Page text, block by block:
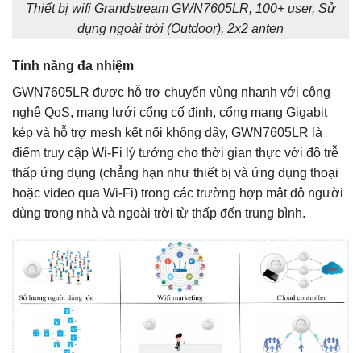
Thiết bị wifi Grandstream GWN7605LR, 100+ user, Sử
dụng ngoài trời (Outdoor), 2x2 anten
Tính năng đa nhiệm
GWN7605LR được hỗ trợ chuyển vùng nhanh với công
nghệ QoS, mạng lưới cổng cố định, cổng mạng Gigabit
kép và hỗ trợ mesh kết nối không dây, GWN7605LR là
điểm truy cập Wi-Fi lý tưởng cho thời gian thực với độ trễ
thấp ứng dụng (chẳng hạn như thiết bị và ứng dụng thoại
hoặc video qua Wi-Fi) trong các trường hợp mật độ người
dùng trong nhà và ngoài trời từ thấp đến trung bình.